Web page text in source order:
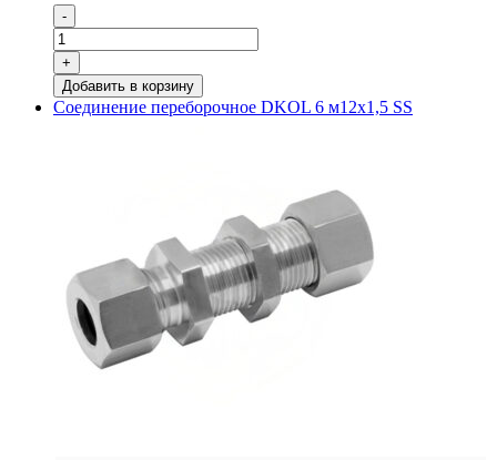
Количество
товара
Соединение
переборочное
DKOL
42
-
+
Добавить в корзину
Соединение переборочное DKOL 6 м12х1,5 SS